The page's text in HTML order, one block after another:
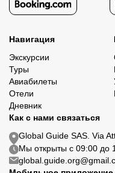
Навигация
Экскурсии
Туры
Авиабилеты
Отели
Дневник
Как с нами связаться
Global Guide SAS. Via
Мы открыты с 09:00 до